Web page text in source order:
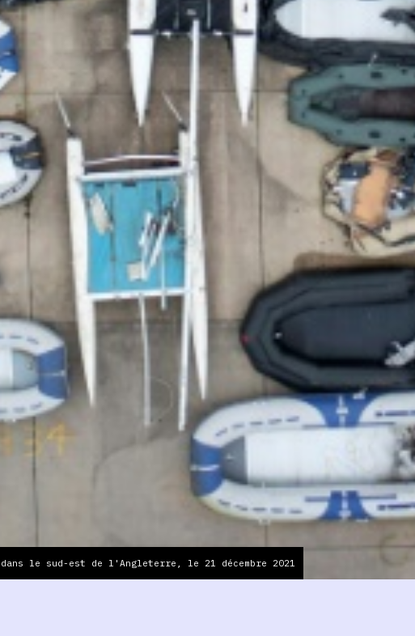
le sud-est de l'Angleterre, le 21 décembre 2021